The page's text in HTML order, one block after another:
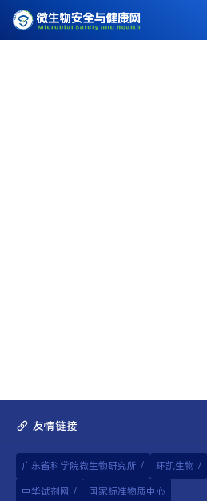
友情链接
广东省科学院微生物研究所 / 环凯生物 /
中华试剂网 / 国家标准物质中心